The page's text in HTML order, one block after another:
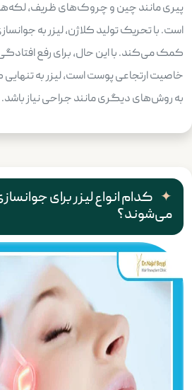
پیری مانند چین و چروک‌های ظریف،
است. با تحریک تولید کلاژن، لیزر به
کمک می‌کند. با این حال، برای رفع
خاصیت ارتجاعی پوست است، لیزر به
به روش‌های دیگری مانند جراحی نیاز باشد.
کدام انواع لیزر برای
می‌شوند؟